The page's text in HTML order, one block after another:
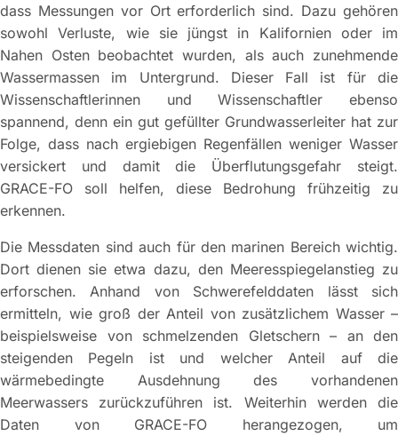
dass Messungen vor Ort erforderlich sind. Dazu gehören
sowohl Verluste, wie sie jüngst in Kalifornien oder im
Nahen Osten beobachtet wurden, als auch zunehmende
Wassermassen im Untergrund. Dieser Fall ist für die
Wissenschaftlerinnen und Wissenschaftler ebenso
spannend, denn ein gut gefüllter Grundwasserleiter hat zur
Folge, dass nach ergiebigen Regenfällen weniger Wasser
versickert und damit die Überflutungsgefahr steigt.
GRACE-FO soll helfen, diese Bedrohung frühzeitig zu
erkennen.
Die Messdaten sind auch für den marinen Bereich wichtig.
Dort dienen sie etwa dazu, den Meeresspiegelanstieg zu
erforschen. Anhand von Schwerefelddaten lässt sich
ermitteln, wie groß der Anteil von zusätzlichem Wasser –
beispielsweise von schmelzenden Gletschern – an den
steigenden Pegeln ist und welcher Anteil auf die
wärmebedingte Ausdehnung des vorhandenen
Meerwassers zurückzuführen ist. Weiterhin werden die
Daten von GRACE-FO herangezogen, um